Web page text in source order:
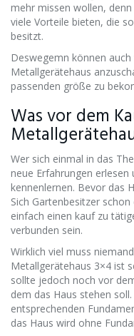
mehr missen wollen,
viele Vorteile bieten, die
besitzt.
Deswegemn können
Metallgerätehaus
passenden größe zu
Was vor dem
Wer sich einmal in das
neue Erfahrungen erlesen
kennenlernen. Bevor das
Sich Gartenbesitzer
einfach einen kauf zu
verbunden sein.
Wirklich viel muss
Metallgerätehaus 3×4 ist
sollte jedoch noch vor
dem das Haus stehen
entsprechenden
das Haus wird ohne